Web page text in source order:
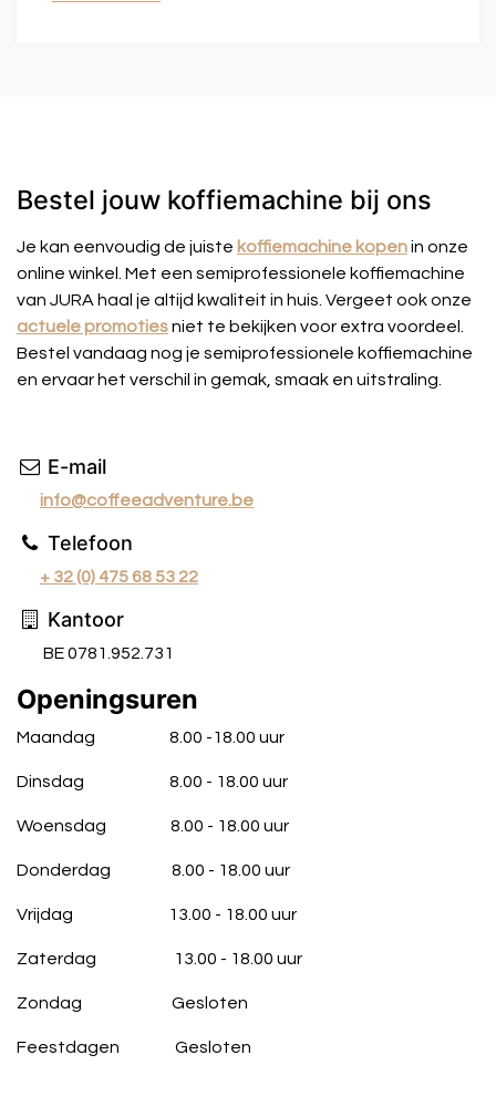
Bestel jouw koffiemachine bij ons
Je kan eenvoudig de juiste koffiemachine kopenin onze
online winkel. Met een semiprofessionele koffiemachine
van JURA haal je altijd kwaliteit in huis. Vergeet ook onze
actuele promotiesniet te bekijken voor extra voordeel.
Bestel vandaag nog je semiprofessionele koffiemachine
en ervaar het verschil in gemak, smaak en uitstraling.
E-mail
info@coffeeadventure.be
Telefoon
+ 32 (0) 475 68 53 22
Kantoor
BE 0781.952.731
Openingsuren
Maandag ​8.00 -18.00 uur
Dinsdag ​8.00 - 18.00 uur
Woensdag ​8.00 - 18.00 uur
Donderdag ​8.00 - 18.00 uur
Vrijdag ​13.00 - 18.00 uur
Zaterdag​ ​​13.00 - 18.00 uur
Zondag ​Gesloten
Feestdagen ​Gesloten